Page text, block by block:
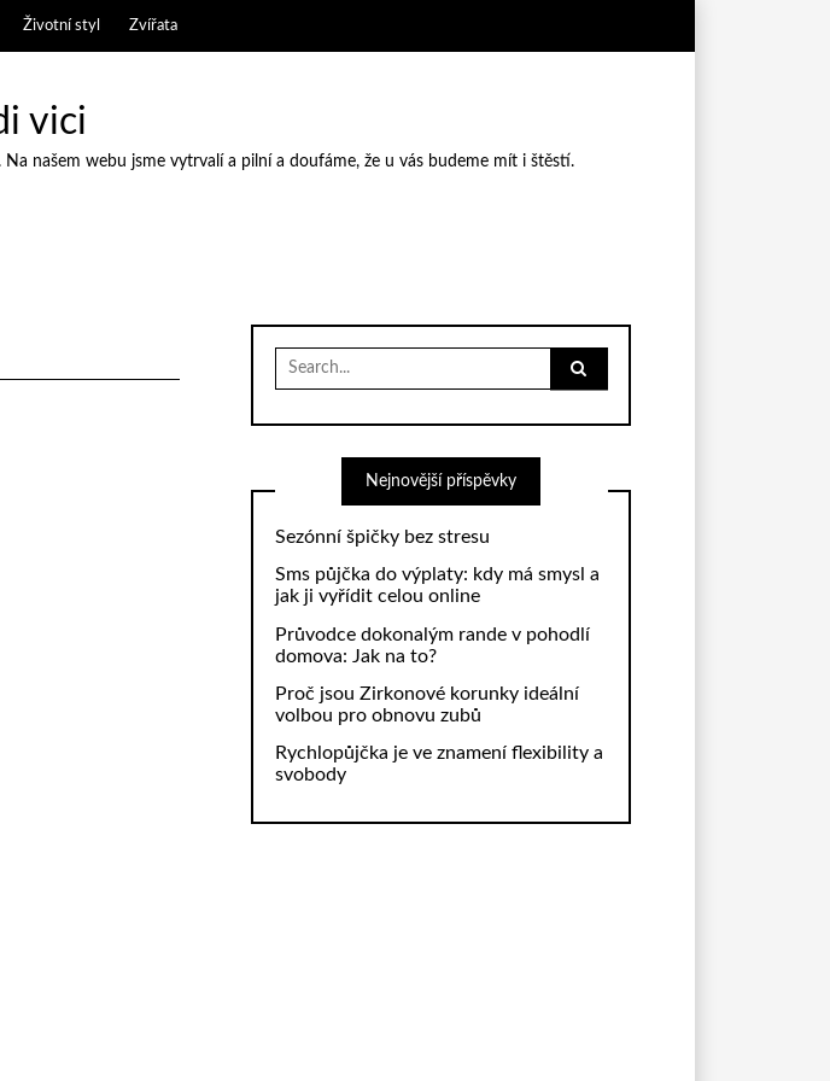
Životní styl Zvířata
vici
našem webu jsme vytrvalí a pilní a doufáme, že u vás budeme mít i štěstí.
Search
for:
Nejnovější příspěvky
Sezónní špičky bez stresu
Sms půjčka do výplaty: kdy má smysl a
jak ji vyřídit celou online
Průvodce dokonalým rande v pohodlí
domova: Jak na to?
Proč jsou Zirkonové korunky ideální
volbou pro obnovu zubů
Rychlopůjčka je ve znamení flexibility a
svobody